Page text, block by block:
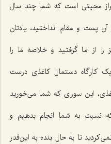
محبتی است که شما چند سال
پست و مقام انداختید، یادتان
از ما گرفتید و خلاصه ما را
کارگاه دستمال کاغذی درست
این سوری که شما می‌خورید
نسبت به شما انجام بدهیم و
تا به حال بنده به این‌قدر